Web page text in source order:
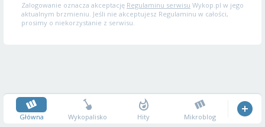
Zalogowanie oznacza akceptację Regulaminu serwisu Wykop.pl w jego
aktualnym brzmieniu. Jeśli nie akceptujesz Regulaminu w całości,
prosimy o niekorzystanie z serwisu.
Główna Wykopalisko Hity Mikroblog